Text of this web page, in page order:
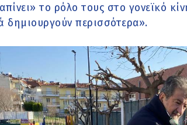
το ρόλο τους στο γονεϊκό
δημιουργούν περισσότερα».